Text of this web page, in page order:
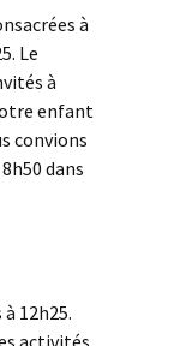
à
Le
à
enfant
convions
dans
12h25.